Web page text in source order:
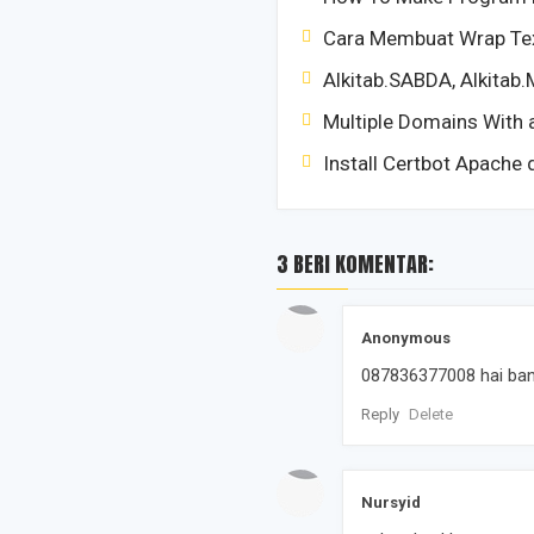
Cara Membuat Wrap
Alkitab.SABDA,
Multiple Domains With
Install Certbot Apache
3 BERI KOMENTAR:
Anonymous
087836377008 hai
Reply Delete
Nursyid